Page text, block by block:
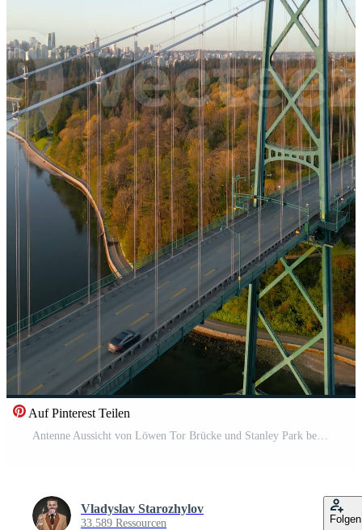
Auf Pinterest Teilen
Vladyslav Starozhylov
33.589 Ressourcen Folgen